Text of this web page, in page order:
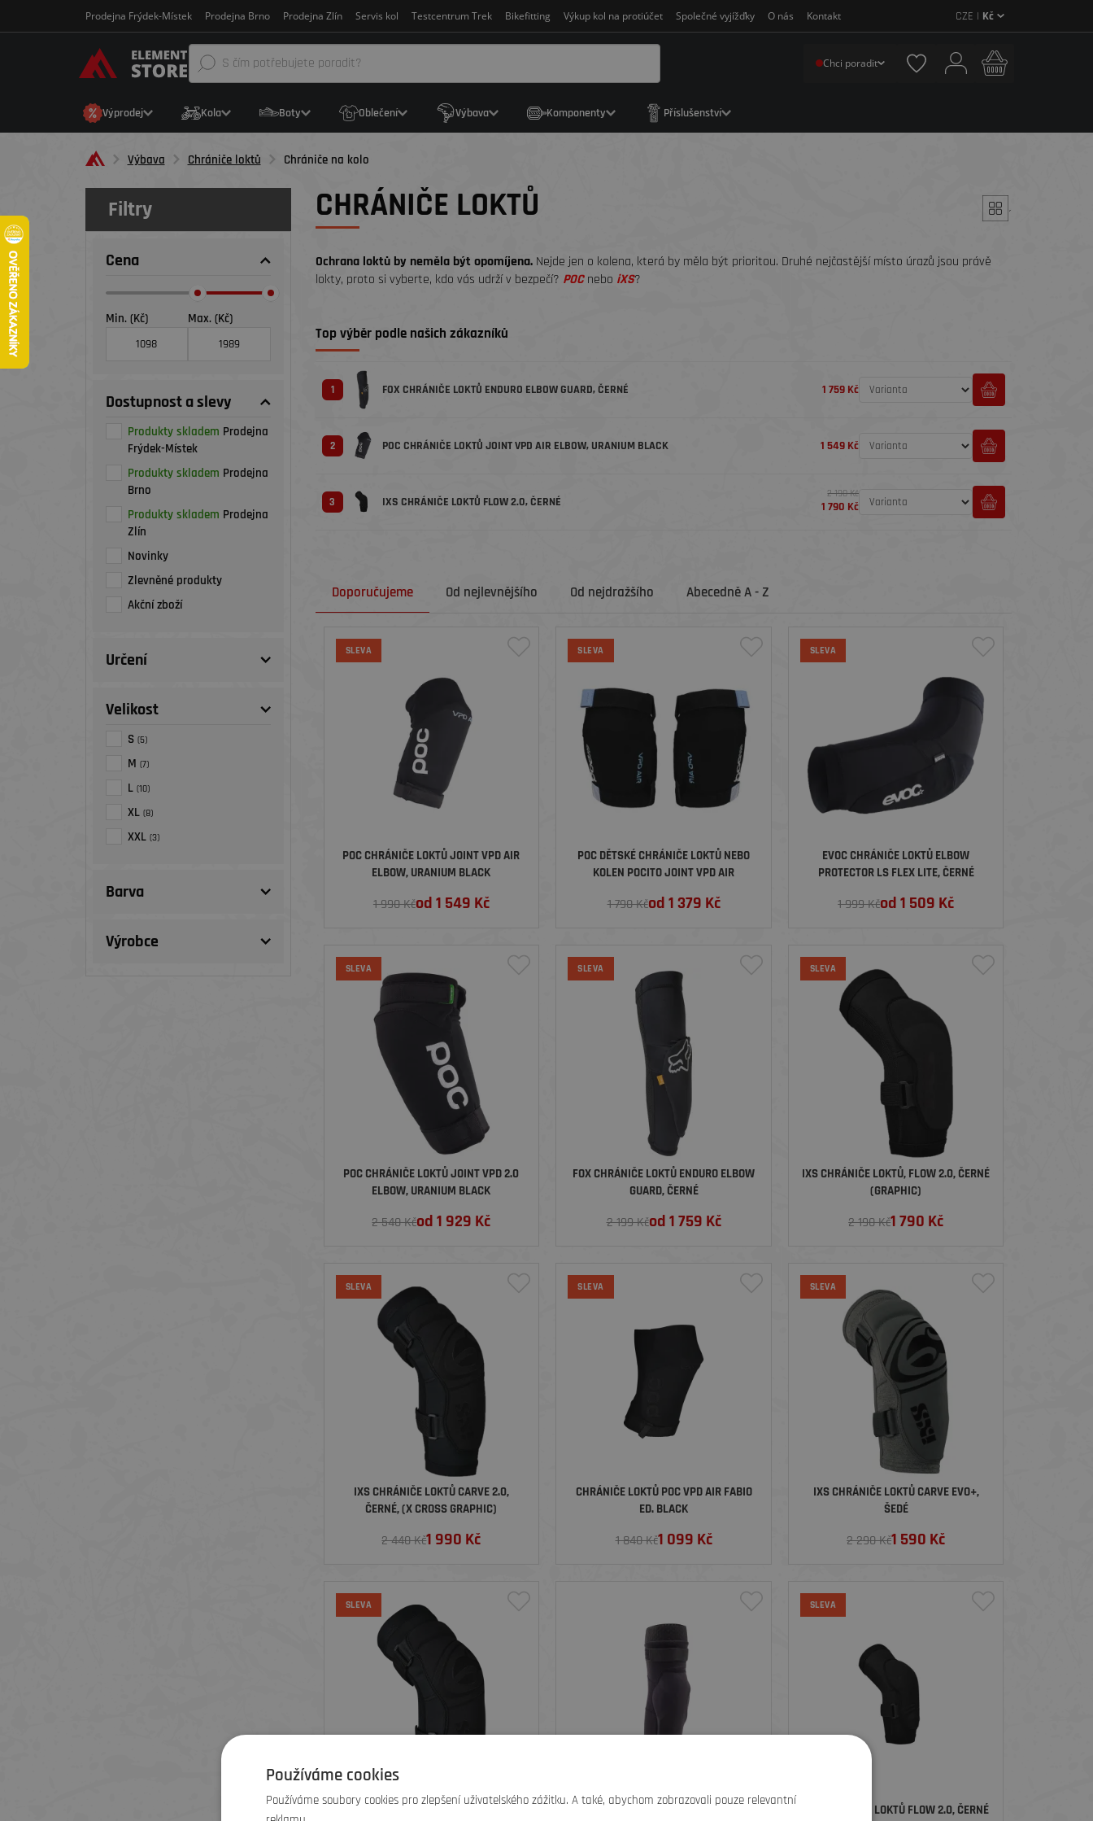
Prodejna Frýdek-Místek Prodejna Brno Prodejna Zlín Servis kol Testcentrum Trek Bikefitting Výkup kol na protiúčet Společné vyjížďky O nás Kontakt CZE | Kč
Chci poradit
Výprodej Kola Boty Oblečení Výbava Komponenty Příslušenství
Výbava Chrániče loktů Chrániče na kolo
Filtry
Cena
Min. (Kč) Max. (Kč)
Dostupnost a slevy
Produkty skladem Prodejna
Frýdek-Místek
Produkty skladem Prodejna
Brno
Produkty skladem Prodejna
Zlín
Novinky
Zlevněné produkty
Akční zboží
Určení
Velikost
S (5)
M (7)
L (10)
XL (8)
XXL (3)
Barva
Výrobce
CHRÁNIČE LOKTŮ ´
Ochrana loktů by neměla být opomíjena.Nejde jen o kolena, která by měla být prioritou. Druhé nejčastější místo úrazů jsou právě
lokty, proto si vyberte, kdo vás udrží v bezpečí? POC nebo iXS?
Top výběr podle našich zákazníků
1 FOX CHRÁNIČE LOKTŮ ENDURO ELBOW GUARD, ČERNÉ 1 759 Kč
2 POC CHRÁNIČE LOKTŮ JOINT VPD AIR ELBOW, URANIUM BLACK 1 549 Kč
3 IXS CHRÁNIČE LOKTŮ FLOW 2.0, ČERNÉ
2 190 Kč
1 790 Kč
Doporučujeme Od nejlevnějšího Od nejdražšího Abecedně A - Z
SLEVA
POC CHRÁNIČE LOKTŮ JOINT VPD AIR
ELBOW, URANIUM BLACK
1 990 Kčod1 549 Kč
SLEVA
POC DĚTSKÉ CHRÁNIČE LOKTŮ NEBO
KOLEN POCITO JOINT VPD AIR
1 790 Kčod1 379 Kč
SLEVA
EVOC CHRÁNIČE LOKTŮ ELBOW
PROTECTOR LS FLEX LITE, ČERNÉ
1 999 Kčod1 509 Kč
SLEVA
POC CHRÁNIČE LOKTŮ JOINT VPD 2.0
ELBOW, URANIUM BLACK
2 540 Kčod1 929 Kč
SLEVA
FOX CHRÁNIČE LOKTŮ ENDURO ELBOW
GUARD, ČERNÉ
2 199 Kčod1 759 Kč
SLEVA
IXS CHRÁNIČE LOKTŮ, FLOW 2.0, ČERNÉ
(GRAPHIC)
2 190 Kč1 790 Kč
SLEVA
IXS CHRÁNIČE LOKTŮ CARVE 2.0,
ČERNÉ, (X CROSS GRAPHIC)
2 440 Kč1 990 Kč
SLEVA
CHRÁNIČE LOKTŮ POC VPD AIR FABIO
ED. BLACK
1 840 Kč1 099 Kč
SLEVA
IXS CHRÁNIČE LOKTŮ CARVE EVO+,
ŠEDÉ
2 290 Kč1 590 Kč
SLEVA
IXS CHRÁNIČE LOKTŮ CARVE 2.0, ČERNÉ
FOX CHRÁNIČE LOKTŮ LAUNCH ELBOW
SLEVA
IXS CHRÁNIČE LOKTŮ FLOW 2.0, ČERNÉ
Používáme cookies
Používáme soubory cookies pro zlepšení uživatelského zážitku. A také, abychom zobrazovali pouze relevantní